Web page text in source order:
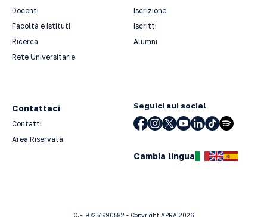
Docenti
Facoltà e Istituti
Ricerca
Rete Universitarie
Iscrizione
Iscritti
Alumni
Contattaci
Contatti
Area Riservata
Seguici sui social
Cambia lingua
C.F. 97251990582 - Copyright APRA 2026